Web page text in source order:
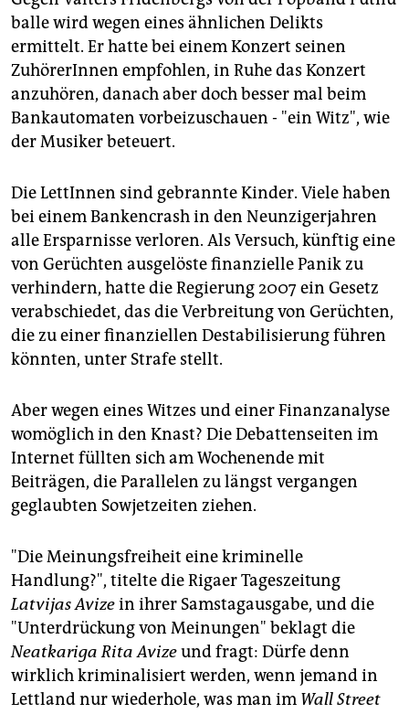
balle wird wegen eines ähnlichen Delikts
ermittelt. Er hatte bei einem Konzert seinen
ZuhörerInnen empfohlen, in Ruhe das Konzert
anzuhören, danach aber doch besser mal beim
Bankautomaten vorbeizuschauen - "ein Witz", wie
der Musiker beteuert.
Die LettInnen sind gebrannte Kinder. Viele haben
bei einem Bankencrash in den Neunzigerjahren
alle Ersparnisse verloren. Als Versuch, künftig eine
von Gerüchten ausgelöste finanzielle Panik zu
verhindern, hatte die Regierung 2007 ein Gesetz
verabschiedet, das die Verbreitung von Gerüchten,
die zu einer finanziellen Destabilisierung führen
könnten, unter Strafe stellt.
Aber wegen eines Witzes und einer Finanzanalyse
womöglich in den Knast? Die Debattenseiten im
Internet füllten sich am Wochenende mit
Beiträgen, die Parallelen zu längst vergangen
geglaubten Sowjetzeiten ziehen.
"Die Meinungsfreiheit eine kriminelle
Handlung?", titelte die Rigaer Tageszeitung
Latvijas Avizein ihrer Samstagausgabe, und die
"Unterdrückung von Meinungen" beklagt die
Neatkariga Rita Avizeund fragt: Dürfe denn
wirklich kriminalisiert werden, wenn jemand in
Lettland nur wiederhole, was man im Wall Street